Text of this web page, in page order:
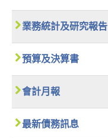
業務統計及研究報告
預算及決算書
會計月報
最新債務訊息